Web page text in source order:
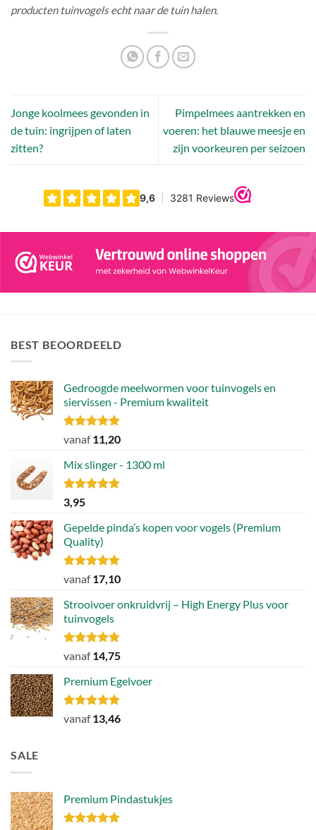
producten tuinvogels echt naar de tuin halen.
Jonge koolmees gevonden in
de tuin: ingrijpen of laten
zitten?
Pimpelmees aantrekken en
voeren: het blauwe meesje en
zijn voorkeuren per seizoen
BEST BEOORDEELD
Gedroogde meelwormen voor tuinvogels en
siervissen - Premium kwaliteit
Gewaardeerd
uit 5
vanaf11,20
Mix slinger - 1300 ml
Gewaardeerd
4.79
3,95
Gepelde pinda’s kopen voor vogels (Premium
Quality)
Gewaardeerd
uit 5
vanaf17,10
Strooivoer onkruidvrij – High Energy Plus voor
tuinvogels
Gewaardeerd
uit 5
vanaf14,75
Premium Egelvoer
Gewaardeerd
uit 5
vanaf13,46
SALE
Premium Pindastukjes